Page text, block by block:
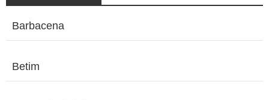
Barbacena
Betim